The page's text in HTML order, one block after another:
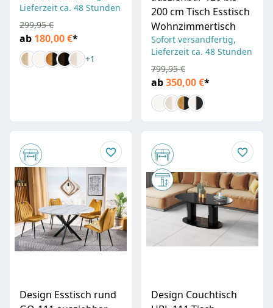
Lieferzeit ca. 48 Stunden
ab 180,00 €*
299,95 €
+1
200 cm Tisch Esstisch
Wohnzimmertisch
Sofort versandfertig,
Lieferzeit ca. 48 Stunden
ab350,00 €*
799,95 €
Design Esstisch rund
Design Couchtisch